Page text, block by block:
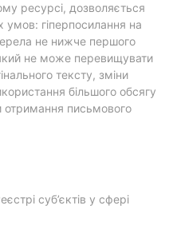
ресурсі, дозволяється
умов: гіперпосилання на
не нижче першого
не може перевищувати
тексту, зміни
більшого обсягу
письмового
суб’єктів у сфері